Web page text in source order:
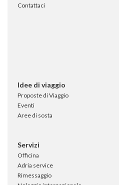
Contattaci
Idee di viaggio
Proposte di Viaggio
Eventi
Aree di sosta
Servizi
Officina
Adria service
Rimessaggio